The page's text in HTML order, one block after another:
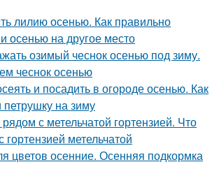
лилию осенью. Как правильно
осенью на другое место
озимый чеснок осенью под зиму.
чеснок осенью
и посадить в огороде осенью. Как
петрушку на зиму
с метельчатой гортензией. Что
метельчатой
цветов осенние. Осенняя подкормка